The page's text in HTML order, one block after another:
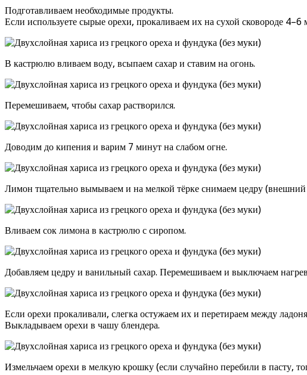
Подготавливаем необходимые продукты.
Если используете сырые орехи, прокаливаем их на сухой сковороде
В кастрюлю вливаем воду, всыпаем сахар и ставим на огонь.
Перемешиваем, чтобы сахар растворился.
Доводим до кипения и варим 7 минут на слабом огне.
Лимон тщательно вымываем и на мелкой тёрке снимаем цедру
Вливаем сок лимона в кастрюлю с сиропом.
Добавляем цедру и ванильный сахар. Перемешиваем и выключаем
Если орехи прокаливали, слегка остужаем их и перетираем между
Выкладываем орехи в чашу блендера.
Измельчаем орехи в мелкую крошку (если случайно перебили в пасту,